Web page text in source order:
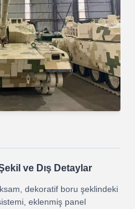
ve Dış Detaylar
dekoratif boru şeklindeki
eklenmiş panel